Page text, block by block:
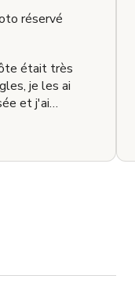
réservé
était très
je les ai
et j'ai